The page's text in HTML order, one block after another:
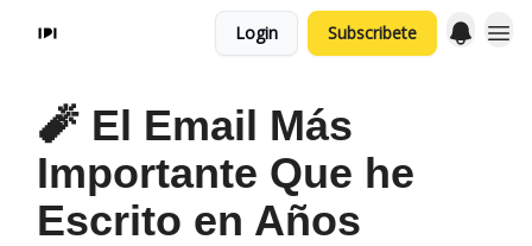
Login Subscribete
🧨 El Email Más
Importante Que he
Escrito en Años